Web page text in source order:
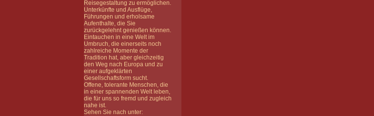
Reisegestaltung zu ermöglichen.
Unterkünfte und Ausflüge,
Führungen und erholsame
Aufenthalte, die Sie
zurückgelehnt genießen können.
Eintauchen in eine Welt im
Umbruch, die einerseits noch
zahlreiche Momente der
Tradition hat, aber gleichzeitig
den Weg nach Europa und zu
einer aufgeklärten
Gesellschaftsform sucht.
Offene, tolerante Menschen, die
in einer spannenden Welt leben,
die für uns so fremd und zugleich
nahe ist.
Sehen Sie nach unter: